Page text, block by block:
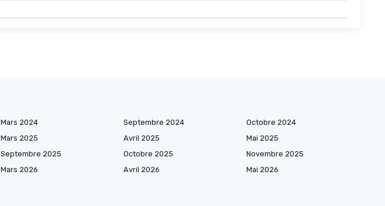
Mars 2024 Septembre 2024
Octobre 2024
Mars 2025 Avril 2025
Mai 2025
Septembre 2025 Octobre 2025
Novembre 2025
Mars 2026 Avril 2026
Mai 2026